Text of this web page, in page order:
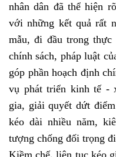
nhân dân đã thể hiện
với những kết quả rất
mẫu, đi đầu trong
chính sách, pháp luật
góp phần hoạch định
vụ phát triển kinh tế -
gia, giải quyết dứt
kéo dài nhiều năm,
tượng chống đối trọng
Kiềm chế, liên tục kéo